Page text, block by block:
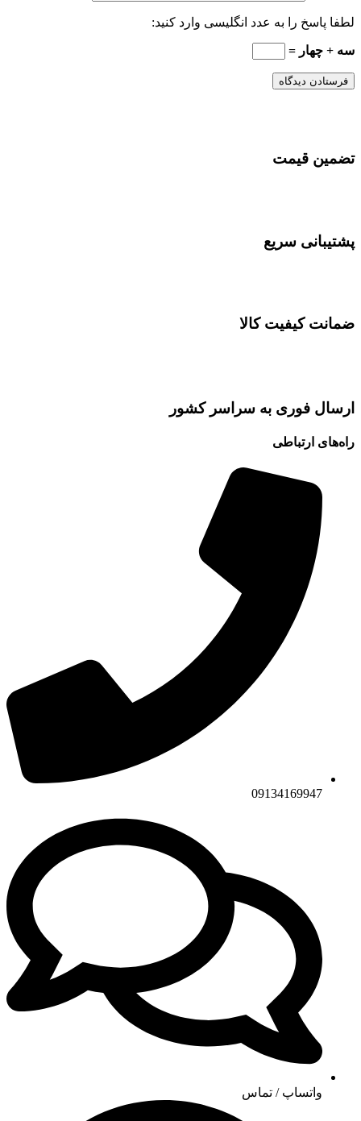
لطفا پاسخ را به عدد انگلیسی وارد کنید:
سه + چهار =
تضمین قیمت
پشتیبانی سریع
ضمانت کیفیت کالا
ارسال فوری به سراسر کشور
راه‌های ارتباطی
09134169947
واتساپ / تماس